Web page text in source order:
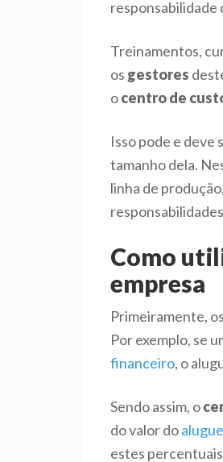
responsabilidade
Treinamentos,
os gestores
ocentro de
Isso pode e deve
tamanho dela.
linha de
Como
empresa
Primeiramente,
Por exemplo, se
financeiro, o
Sendo assim, o
do valor do
estes